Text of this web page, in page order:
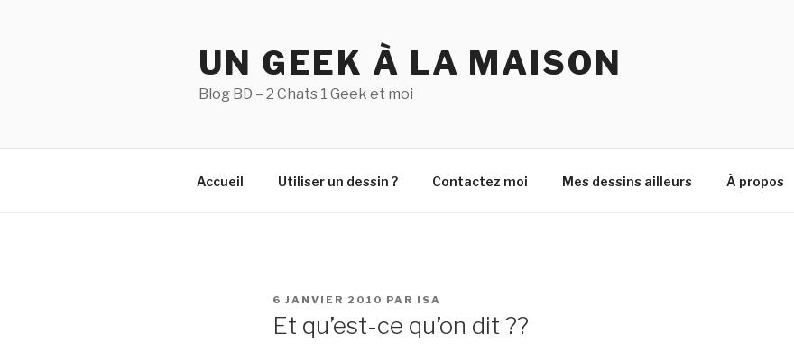
UN GEEK À LA MAISON
Blog BD – 2 Chats 1 Geek et moi
Accueil Utiliser un dessin ? Contactez moi Mes dessins ailleurs À propos
PUBLIÉ
6 JANVIER 2010 PAR ISA
Et qu’est-ce qu’on dit ??